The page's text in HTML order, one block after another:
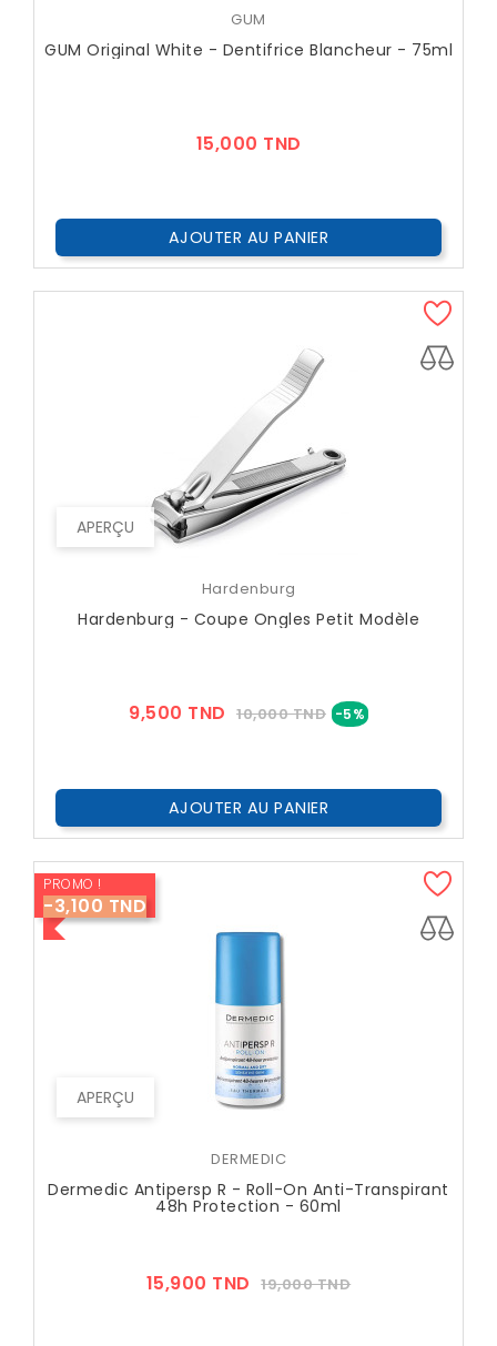
GUM
GUM Original White - Dentifrice Blancheur - 75ml
15,000 TND
AJOUTER AU PANIER
APERÇU
Hardenburg
Hardenburg - Coupe Ongles Petit Modèle
9,500 TND Prix
10,000 TND -5%Prix
AJOUTER AU PANIER
APERÇU
PROMO !
-3,100 TND
DERMEDIC
Dermedic Antipersp R - Roll-On Anti-Transpirant
48h Protection - 60ml
15,900 TND Prix
19,000 TNDPrix